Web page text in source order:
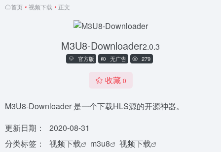
首页 • 视频下载 • 正文
M3U8-Downloader2.0.3
官方版 无广告 279
收藏 0
M3U8-Downloader 是一个下载HLS源的开源神器。
更新日期：
2020-08-31
分类标签：
视频下载 m3u8
视频下载